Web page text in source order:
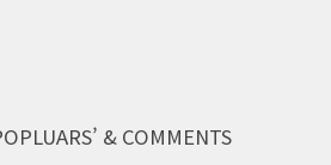
& COMMENTS